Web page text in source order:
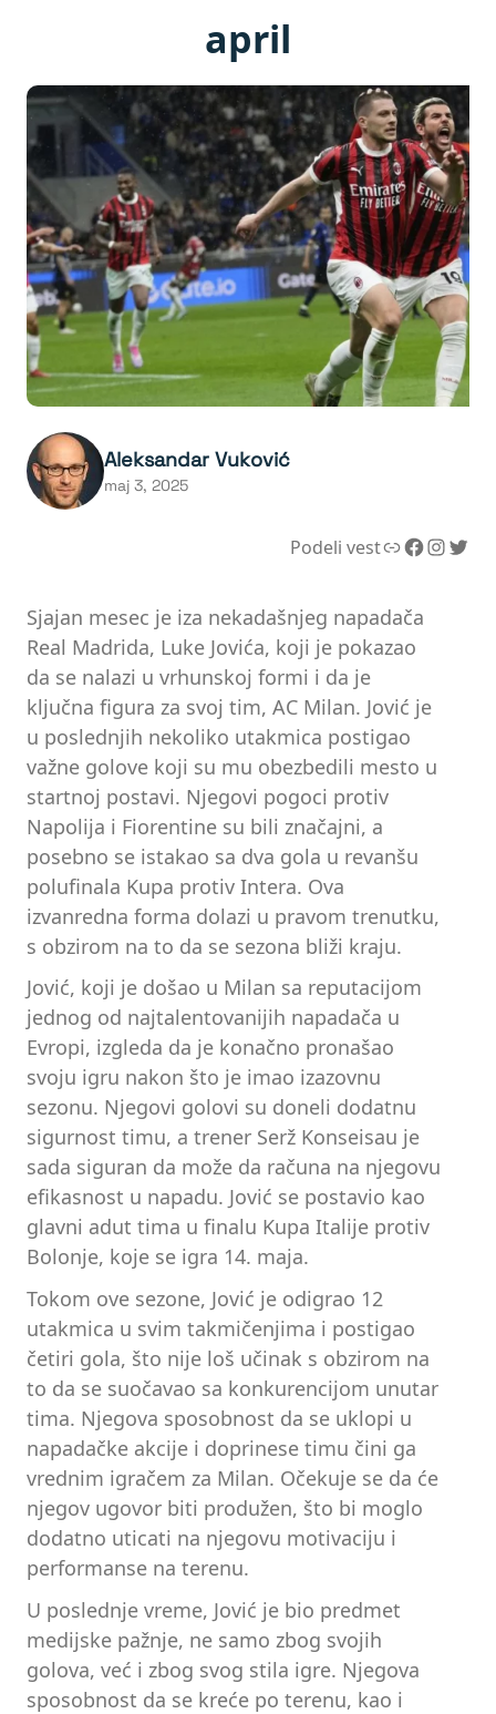
april
Aleksandar Vuković
maj 3, 2025
Podeli vestLink Facebook InstagramTwitter
Sjajan mesec je iza nekadašnjeg napadača
Real Madrida, Luke Jovića, koji je pokazao
da se nalazi u vrhunskoj formi i da je
ključna figura za svoj tim, AC Milan. Jović je
u poslednjih nekoliko utakmica postigao
važne golove koji su mu obezbedili mesto u
startnoj postavi. Njegovi pogoci protiv
Napolija i Fiorentine su bili značajni, a
posebno se istakao sa dva gola u revanšu
polufinala Kupa protiv Intera. Ova
izvanredna forma dolazi u pravom trenutku,
s obzirom na to da se sezona bliži kraju.
Jović, koji je došao u Milan sa reputacijom
jednog od najtalentovanijih napadača u
Evropi, izgleda da je konačno pronašao
svoju igru nakon što je imao izazovnu
sezonu. Njegovi golovi su doneli dodatnu
sigurnost timu, a trener Serž Konseisau je
sada siguran da može da računa na njegovu
efikasnost u napadu. Jović se postavio kao
glavni adut tima u finalu Kupa Italije protiv
Bolonje, koje se igra 14. maja.
Tokom ove sezone, Jović je odigrao 12
utakmica u svim takmičenjima i postigao
četiri gola, što nije loš učinak s obzirom na
to da se suočavao sa konkurencijom unutar
tima. Njegova sposobnost da se uklopi u
napadačke akcije i doprinese timu čini ga
vrednim igračem za Milan. Očekuje se da će
njegov ugovor biti produžen, što bi moglo
dodatno uticati na njegovu motivaciju i
performanse na terenu.
U poslednje vreme, Jović je bio predmet
medijske pažnje, ne samo zbog svojih
golova, već i zbog svog stila igre. Njegova
sposobnost da se kreće po terenu, kao i